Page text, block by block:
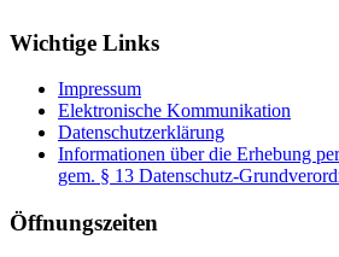
Wichtige Links
Impressum
Elektronische Kommunikation
Datenschutzerklärung
Informationen über die Erhebung
gem. § 13 Datenschutz-
Öffnungszeiten